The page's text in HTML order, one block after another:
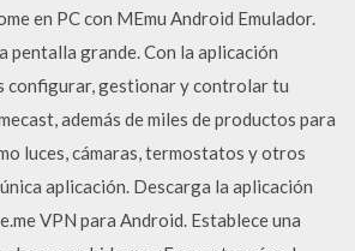
en PC con MEmu Android Emulador.
pentalla grande. Con la aplicación
configurar, gestionar y controlar tu
además de miles de productos para
luces, cámaras, termostatos y otros
aplicación. Descarga la aplicación
VPN para Android. Establece una